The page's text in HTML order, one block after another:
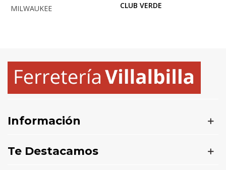
MILWAUKEE
CLUB VERDE
Información
Te Destacamos